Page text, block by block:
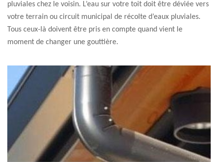
pluviales chez le voisin. L’eau sur votre toit doit être déviée vers
votre terrain ou circuit municipal de récolte d’eaux pluviales.
Tous ceux-là doivent être pris en compte quand vient le
moment de changer une gouttière.